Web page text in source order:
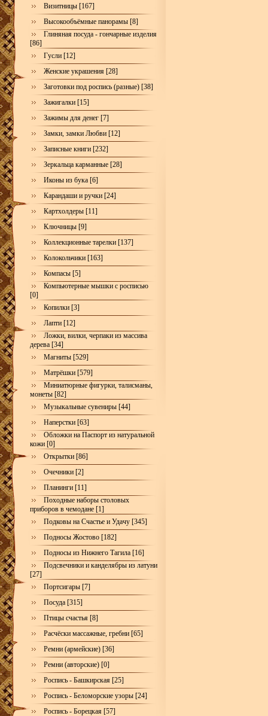
Визитницы [167]
Высокообъёмные панорамы [8]
Глиняная посуда - гончарные изделия
[86]
Гусли [12]
Женские украшения [28]
Заготовки под роспись (разные) [38]
Зажигалки [15]
Зажимы для денег [7]
Замки, замки Любви [12]
Записные книги [232]
Зеркальца карманные [28]
Иконы из бука [6]
Карандаши и ручки [24]
Картхолдеры [11]
Ключницы [9]
Коллекционные тарелки [137]
Колокольчики [163]
Компасы [5]
Компьютерные мышки с росписью
[0]
Копилки [3]
Лапти [12]
Ложки, вилки, черпаки из массива
дерева [34]
Магниты [529]
Матрёшки [579]
Миниатюрные фигурки, талисманы,
монеты [82]
Музыкальные сувениры [44]
Наперстки [63]
Обложки на Паспорт из натуральной
кожи [0]
Открытки [86]
Очечники [2]
Планинги [11]
Походные наборы столовых
приборов в чемодане [1]
Подковы на Счастье и Удачу [345]
Подносы Жостово [182]
Подносы из Нижнего Тагила [16]
Подсвечники и канделябры из латуни
[27]
Портсигары [7]
Посуда [315]
Птицы счастья [8]
Расчёски массажные, гребни [65]
Ремни (армейские) [36]
Ремни (авторские) [0]
Роспись - Башкирская [25]
Роспись - Беломорские узоры [24]
Роспись - Борецкая [57]